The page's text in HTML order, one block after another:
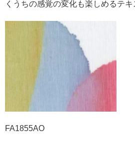
くうちの感覚の変化も楽しめるテキ
FA1855AO